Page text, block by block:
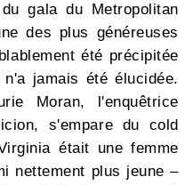
gala du Metropolitan
des plus généreuses
été précipitée
jamais été élucidée.
Moran, l'enquêtrice
s'empare du cold
était une femme
nettement plus jeune –